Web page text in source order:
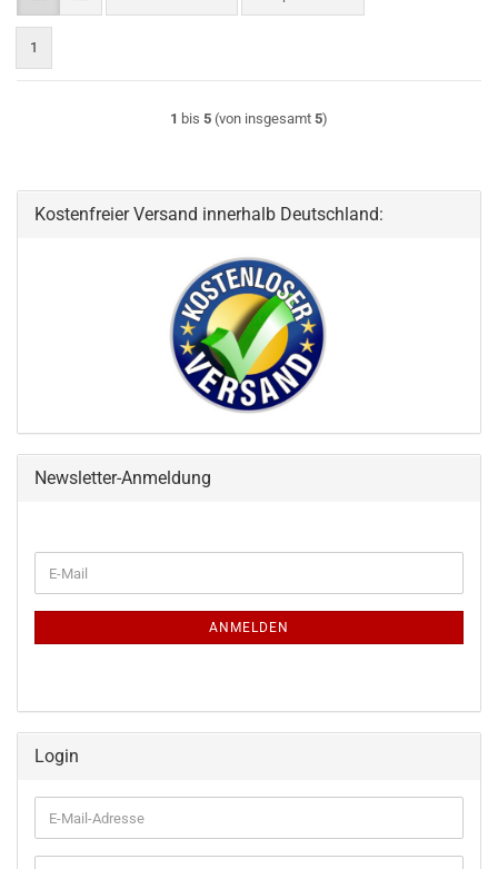
1
1 bis 5 (von insgesamt 5)
Kostenfreier Versand innerhalb Deutschland:
Newsletter-Anmeldung
ZUR
E-
Mail
ANMELDEN
Login
E-
Mail-
Adresse